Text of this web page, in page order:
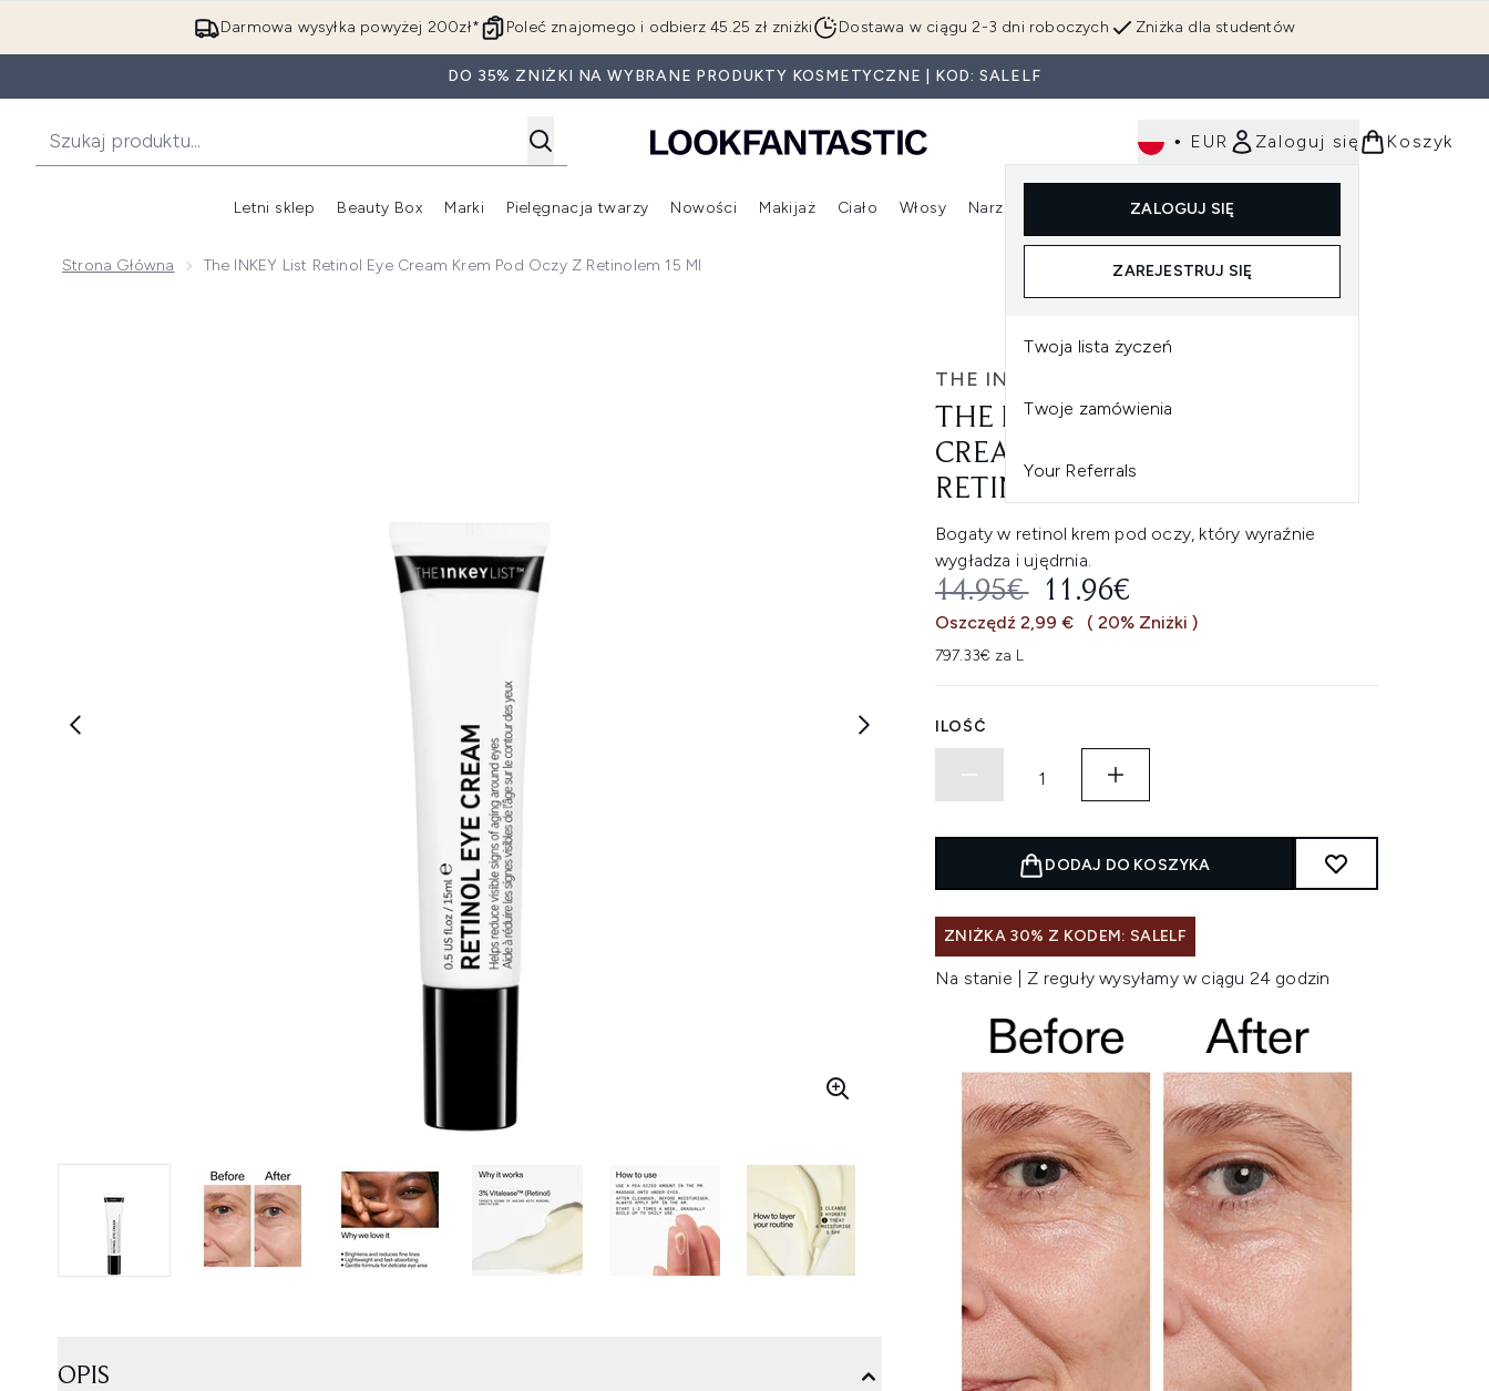
Przejdź do głównej treści
Darmowa wysyłka powyżej 200zł* Zniżka dla studentów
Poleć znajomego i odbierz 45.25 zł zniżki Dostawa w ciągu 2-3 dni roboczych
DO 35% ZNIŻKI NA WYBRANE PRODUKTY KOSMETYCZNE | KOD: SALELF
• EUR Zaloguj się
ZALOGUJ SIĘ
ZAREJESTRUJ SIĘ
Twoja lista życzeń
Twoje zamówienia
Your Referrals
Koszyk
Letni sklep Beauty Box
Wejdź do podmenu (Beauty Box)
Marki
Wejdź do podmenu (Marki)
Pielęgnacja twarzy
Wejdź do podmenu (Pielęgnacja twarzy)
Nowości
Wejdź do podmenu (Nowości)
Makijaż
Wejdź do podmenu (Makijaż)
Ciało Włosy
Wejdź do podmenu (Włosy)
Narzędzia
Wejdź do podmenu (Narzędzia)
Dla mężczyzn
Strona Główna The INKEY List Retinol Eye Cream Krem Pod Oczy Z Retinolem 15 Ml
THE INKEY LIST
THE INKEY LIST RETINOL EYE
CREAM KREM POD OCZY Z
RETINOLEM 15 ML
Bogaty w retinol krem pod oczy, który wyraźnie
wygładza i ujędrnia.
SUGEROWANA CENA DETALICZNA:
14.95€ AKTUALNA CENA:
11.96€
Oszczędź 2,99 € ( 20% Zniżki )
797.33€ za L
ILOŚĆ
DODAJ DO KOSZYKA
ZNIŻKA 30% Z KODEM: SALELF
Na stanie | Z reguły wysyłamy w ciągu 24 godzin
OPIS